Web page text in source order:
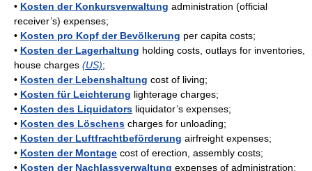
• Kosten der Konkursverwaltung administration (official
receiver’s) expenses;
• Kosten pro Kopf der Bevölkerung per capita costs;
• Kosten der Lagerhaltung holding costs, outlays for inventories,
house charges (US);
• Kosten der Lebenshaltung cost of living;
• Kosten für Leichterung lighterage charges;
• Kosten des Liquidators liquidator’s expenses;
• Kosten des Löschens charges for unloading;
• Kosten der Luftfrachtbeförderung airfreight expenses;
• Kosten der Montage cost of erection, assembly costs;
• Kosten der Nachlassverwaltung expenses of administration;